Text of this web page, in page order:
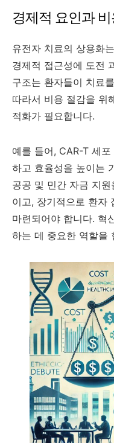
경제적 요인과
유전자 치료의 상용화
경제적 접근성에 도전
구조는 환자들이 치료
따라서 비용 절감을 위
적화가 필요합니다.
예를 들어, CAR-T 세
하고 효율성을 높이는
공공 및 민간 자금 지
이고, 장기적으로 환자
마련되어야 합니다. 혁
하는 데 중요한 역할을